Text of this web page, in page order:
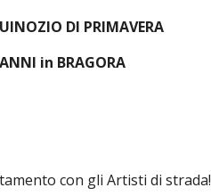
DI PRIMAVERA
in BRAGORA
con gli Artisti di strada!